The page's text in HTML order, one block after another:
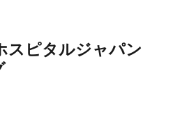
スピタルジャパン